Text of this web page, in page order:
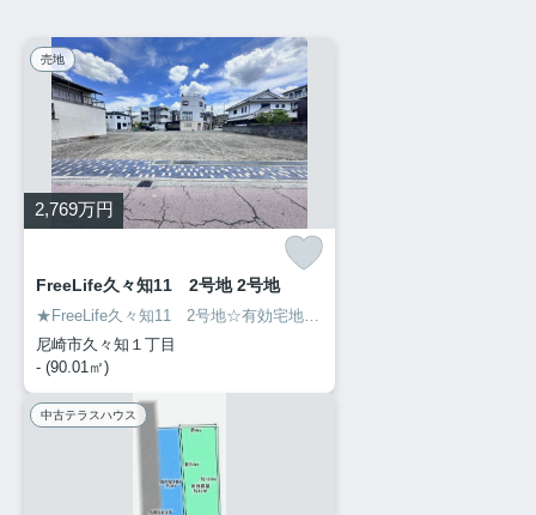
売地
2,769万円
FreeLife久々知11 2号地 2号地
★FreeLife久々知11 2号地☆有効宅地面積約27坪☆角地☆約6m道路接道☆建築条件付き土地☆建物標準仕様金額2170万円～☆浴室乾燥暖房機【ミストサウナ付】・浴室内5インチテレビ・食器洗い乾燥機・LOWE【ガス入り】複層ガラス・へーベルパワーボード・玄関ピタットキー等々豪華設備☆建設性能評価、設計性能評価取得予定 土地建物総額4939万円～
尼崎市久々知１丁目
- (90.01㎡)
中古テラスハウス